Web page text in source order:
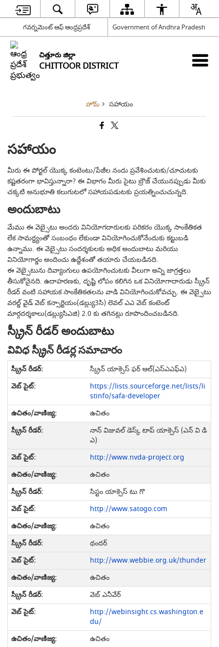
గవర్నమెంట్ ఆఫ్ ఆంధ్రప్రదేశ్ Government of Andhra Pradesh
చిత్తూరు జిల్లా
CHITTOOR DISTRICT
హోమ్ సహాయం
సహాయం
మీరు ఈ పోర్టల్ యొక్క కంటెంటు/పేజీల నందు ప్రవేశించుటకు/చూచుటకు
కష్టతరంగా భావిస్తున్నారా? ఈ విభాగం మీరు సైటు బ్రౌజ్ చేయునప్పుడు మీకు
చక్కటి అనుభూతి కలుగుటలో సహాయపడుటకు ప్రయత్నించుచున్నది.
అందుబాటు
మేము ఈ వెబ్సైటు అందరు వినియోగదారులకు పరికరం యొక్క సాంకేతికత
లేక సామర్ద్యంతో సంబంధం లేకుండా వినియోగించుకోనేందుకు కట్టుబడి
ఉన్నాము. ఈ వెబ్సైటు సందర్శకులకు అధిక అందుబాటు మరియు
వినియోగార్డం అందించు ఉద్దేశంతో తయారు చేయబడినది.
ఈ వెబ్సైటును దివ్యాంగులు ఉపయోగించుటకు వీలుగా అన్ని జాగ్రత్తలు
తీసుకోనైనది. ఉదాహరణకు, దృష్టి లోపం కలిగిన ఒక వినియోగాదారుడు స్క్రీన్
రీడర్ వంటి సహాయక సాంకేతికతలను వాడి వినియోగించుకోవచ్చు. ఈ వెబ్సైటు
వరల్డ్ వైడ్ వెబ్ కన్సార్టియం(డబ్ల్యు3సి) లెవల్ ఎఎ వెబ్ కంటెంట్
మార్గదర్శకాలు(డబ్ల్యుసిఎజి) 2.0 కు తగినట్లు రూపొందించబడినది.
స్క్రీన్ రీడర్ అందుబాటు
వివిధ స్క్రీన్ రీడర్ల సమాచారం
స్క్రీన్ యాక్సెస్ ఫర్ ఆల్(ఎస్ఎఎఫ్ఎ)
https://lists.sourceforge.net/lists/li
stinfo/safa-developer
ఉచితం
నాన్ విజువల్ డెస్క్ టాప్ యాక్సెస్ (ఎన్ వి డి
ఎ)
http://www.nvda-project.org
ఉచితం
సిస్టం యాక్సెస్ టు గొ
http://www.satogo.com
ఉచితం
థందర్
http://www.webbie.org.uk/thunder
ఉచితం
వెబ్ ఎనీవేర్
http://webinsight.cs.washington.e
du/
ఉచితం